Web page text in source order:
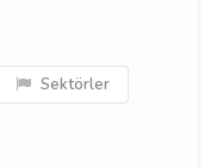
Sektörler